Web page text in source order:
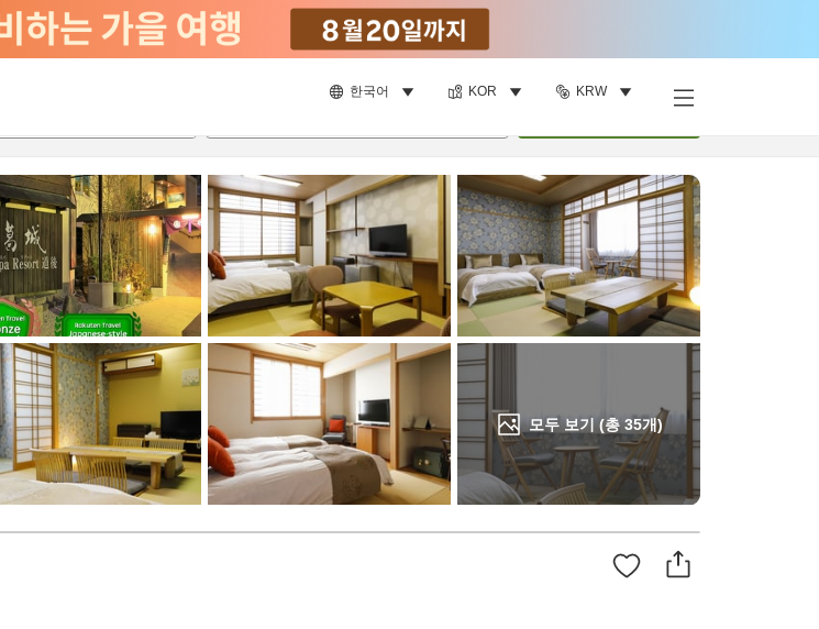
한국어 KOR KRW
모두 보기 (총35개)